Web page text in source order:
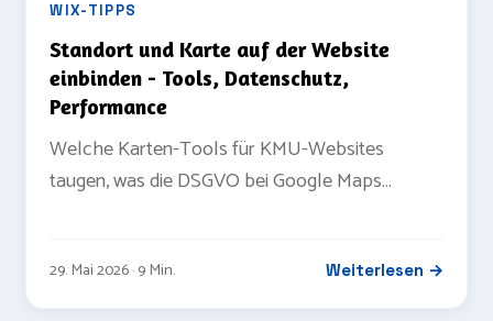
WIX-TIPPS
Standort und Karte auf der Website
einbinden - Tools, Datenschutz,
Performance
Welche Karten-Tools für KMU-Websites
taugen, was die DSGVO bei Google Maps
29. Mai 2026 · 9 Min. Weiterlesen →